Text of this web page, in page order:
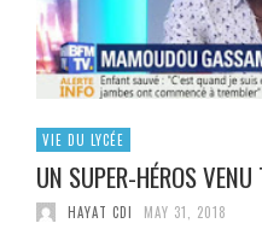
VIE DU LYCÉE
UN SUPER-HÉROS
HAYAT CDI MAY 31, 2018